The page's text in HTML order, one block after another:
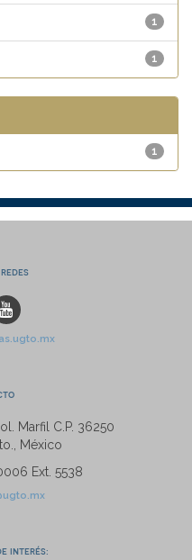
1
1
1
Marfil C.P. 36250
México
Ext. 5538
interés: